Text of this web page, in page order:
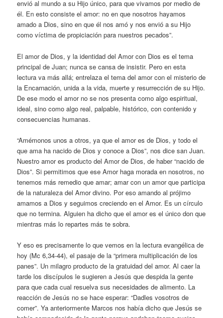
envió al mundo a su Hijo único, para que vivamos por medio de
él. En esto consiste el amor: no en que nosotros hayamos
amado a Dios, sino en que él nos amó y nos envió a su Hijo
como víctima de propiciación para nuestros pecados”.
El amor de Dios, y la identidad del Amor con Dios es el tema
principal de Juan; nunca se cansa de insistir. Pero en esta
lectura va más allá; entrelaza el tema del amor con el misterio de
la Encarnación, unida a la vida, muerte y resurrección de su Hijo.
De ese modo el amor no se nos presenta como algo espiritual,
ideal, sino como algo real, palpable, histórico, con contenido y
consecuencias humanas.
“Amémonos unos a otros, ya que el amor es de Dios, y todo el
que ama ha nacido de Dios y conoce a Dios”, nos dice san Juan.
Nuestro amor es producto del Amor de Dios, de haber “nacido de
Dios”. Si permitimos que ese Amor haga morada en nosotros, no
tenemos más remedio que amar; amar con un amor que participa
de la naturaleza del Amor divino. Por eso amando al prójimo
amamos a Dios y seguimos creciendo en el Amor. Es un círculo
que no termina. Alguien ha dicho que el amor es el único don que
mientras más lo repartes más te sobra.
Y eso es precisamente lo que vemos en la lectura evangélica de
hoy (Mc 6,34-44), el pasaje de la “primera multiplicación de los
panes”. Un milagro producto de la gratuidad del amor. Al caer la
tarde los discípulos le sugieren a Jesús que despida la gente
para que cada cual resuelva sus necesidades de alimento. La
reacción de Jesús no se hace esperar: “Dadles vosotros de
comer”. Ya anteriormente Marcos nos había dicho que Jesús se